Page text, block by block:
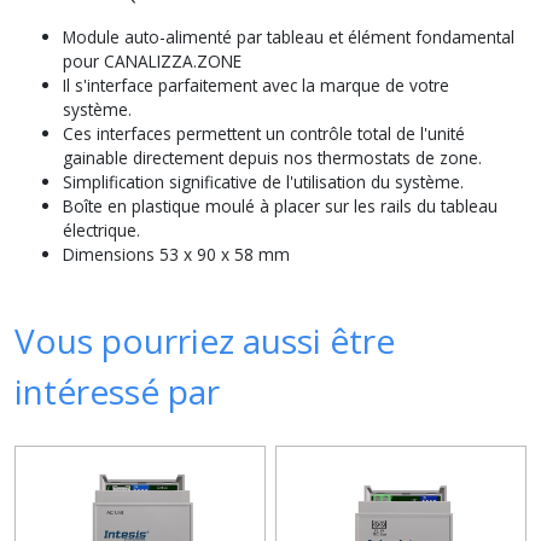
Module auto-alimenté par tableau et élément fondamental
pour CANALIZZA.ZONE
Il s'interface parfaitement avec la marque de votre
système.
Ces interfaces permettent un contrôle total de l'unité
gainable directement depuis nos thermostats de zone.
Simplification significative de l'utilisation du système.
Boîte en plastique moulé à placer sur les rails du tableau
électrique.
Dimensions 53 x 90 x 58 mm
Vous pourriez aussi être
intéressé par